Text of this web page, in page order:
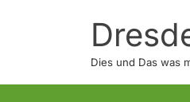
Dies und Das was